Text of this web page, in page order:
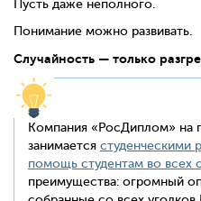
Пусть даже неполного.
Понимание можно развивать.
Случайность — только
Компания «РосДиплом» на
занимается студенческими
помощь студентам во всех
преимущества: огромный